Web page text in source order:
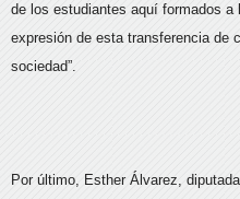
de los estudiantes aquí formados
expresión de esta transferencia de
sociedad”.
Por último, Esther Álvarez,